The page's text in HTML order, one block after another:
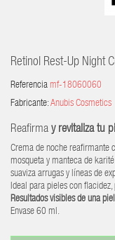
Retinol Rest-Up Night
Referencia mf-18060060
Fabricante:Anubis Cosmetics
Reafirma y revitaliza tu
Crema de noche reafirmante
mosqueta y manteca de
suaviza arrugas y líneas de
Ideal para pieles con
Resultados visibles de una
Envase 60 ml.